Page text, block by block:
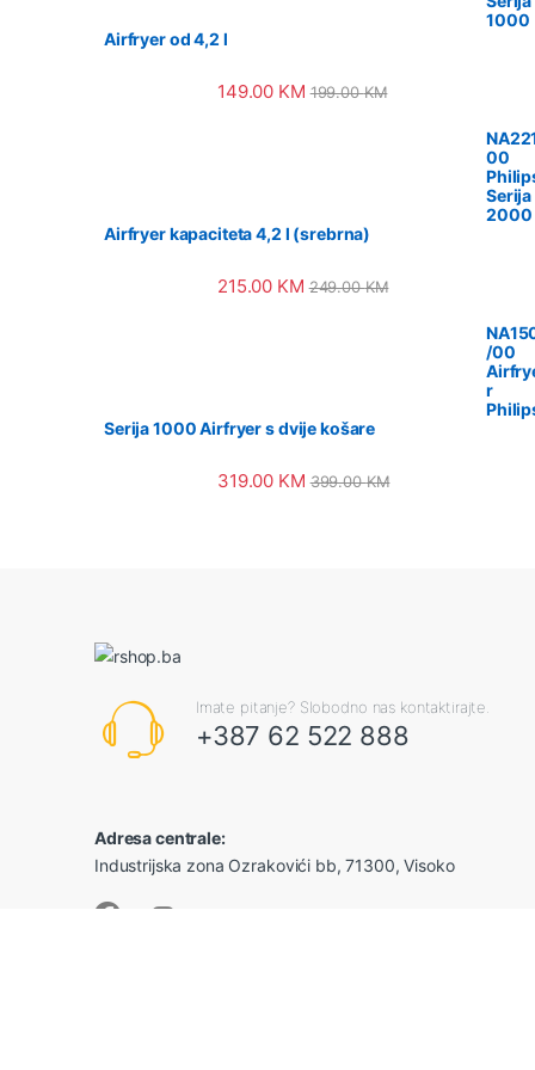
1000
Airfryer od 4,2 l
149.00 KM 199.00KM
00
Serija
2000
Airfryer kapaciteta 4,2 l (srebrna)
215.00 KM 249.00KM
/00
r
Serija 1000 Airfryer s dvije košare
319.00 KM 399.00KM
Imate pitanje? Slobodno nas kontaktirajte.
+387 62 522 888
Adresa centrale:
Industrijska zona Ozrakovići bb, 71300, Visoko